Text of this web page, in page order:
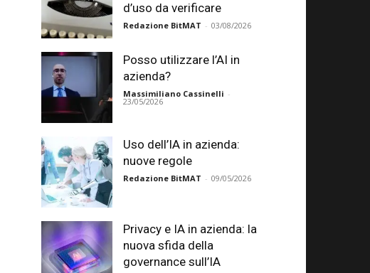
d’uso da verificare
Redazione BitMAT - 03/08/2026
Posso utilizzare l’AI in
azienda?
Massimiliano Cassinelli -
23/05/2026
Uso dell’IA in azienda:
nuove regole
Redazione BitMAT - 09/05/2026
Privacy e IA in azienda: la
nuova sfida della
governance sull’IA